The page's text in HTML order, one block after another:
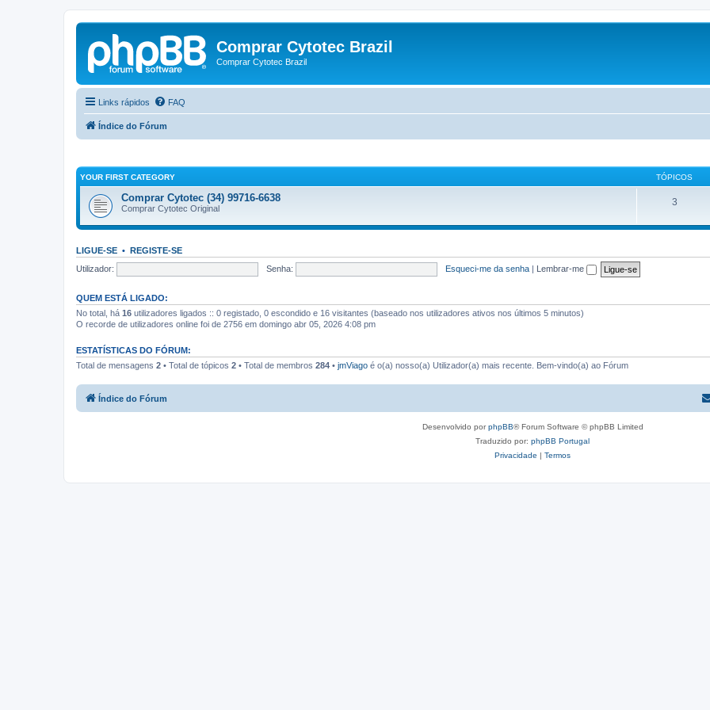
Comprar Cytotec Brazil
Comprar Cytotec Brazil
Links rápidos FAQ
Índice do Fórum
YOUR FIRST CATEGORY TÓPICOS
Comprar Cytotec (34) 99716-6638
Comprar Cytotec Original
3
LIGUE-SE • REGISTE-SE
Utilizador:
Senha: Esqueci-me da senha | Lembrar-me
QUEM ESTÁ LIGADO:
No total, há 16 utilizadores ligados :: 0 registado, 0 escondido e 16 visitantes (baseado nos utilizadores ativos nos últimos 5 minutos)
O recorde de utilizadores online foi de 2756 em domingo abr 05, 2026 4:08 pm
ESTATÍSTICAS DO FÓRUM:
Total de mensagens 2 • Total de tópicos 2 • Total de membros 284 • jmViago é o(a) nosso(a) Utilizador(a) mais recente. Bem-vindo(a) ao Fórum
Índice do Fórum
Desenvolvido porphpBB® Forum Software © phpBB Limited
Traduzido por: phpBB Portugal
Privacidade | Termos